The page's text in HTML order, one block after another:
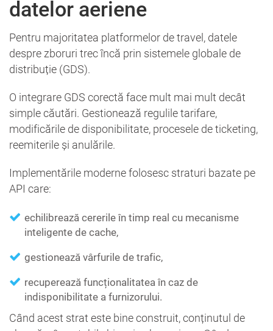
datelor aeriene
Pentru majoritatea platformelor de travel, datele
despre zboruri trec încă prin sistemele globale de
distribuție (GDS).
O integrare GDS corectă face mult mai mult decât
simple căutări. Gestionează regulile tarifare,
modificările de disponibilitate, procesele de ticketing,
reemiterile și anulările.
Implementările moderne folosesc straturi bazate pe
API care:
echilibrează cererile în timp real cu mecanisme
inteligente de cache,
gestionează vârfurile de trafic,
recuperează funcționalitatea în caz de
indisponibilitate a furnizorului.
Când acest strat este bine construit, conținutul de